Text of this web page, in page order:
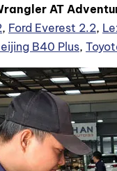
AT
, Ford Everest 2.2,
B40 Plus,